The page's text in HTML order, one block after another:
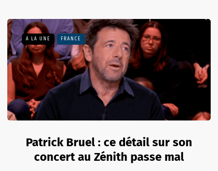
A LA UNE FRANCE
Patrick Bruel : ce détail sur son
concert au Zénith passe mal